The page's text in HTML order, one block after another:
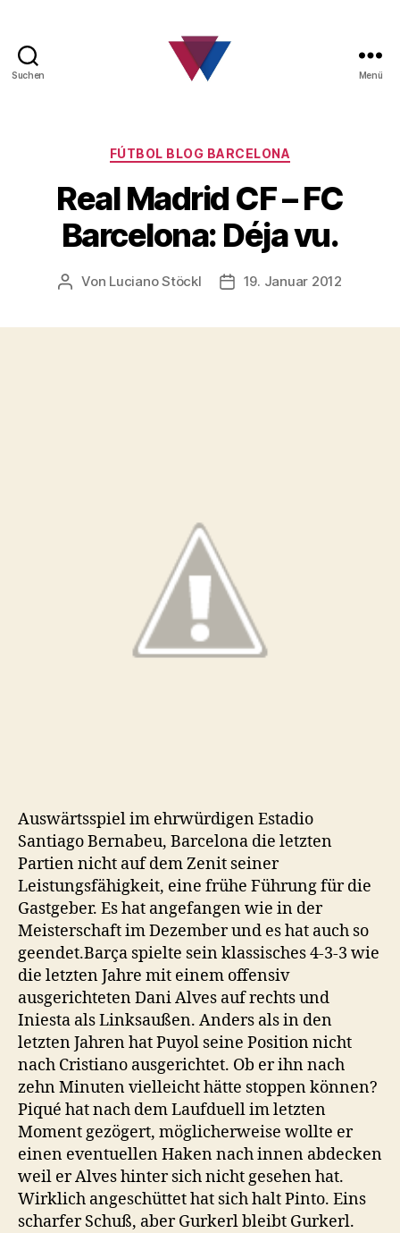
Suchen Menü
Kategorien
FÚTBOL BLOG BARCELONA
Real Madrid CF – FC
Barcelona: Déja vu.
Beitragsautor
Von Luciano Stöckl Beitragsdatum
19. Januar 2012
Auswärtsspiel im ehrwürdigen Estadio
Santiago Bernabeu, Barcelona die letzten
Partien nicht auf dem Zenit seiner
Leistungsfähigkeit, eine frühe Führung für die
Gastgeber. Es hat angefangen wie in der
Meisterschaft im Dezember und es hat auch so
geendet.Barça spielte sein klassisches 4-3-3 wie
die letzten Jahre mit einem offensiv
ausgerichteten Dani Alves auf rechts und
Iniesta als Linksaußen. Anders als in den
letzten Jahren hat Puyol seine Position nicht
nach Cristiano ausgerichtet. Ob er ihn nach
zehn Minuten vielleicht hätte stoppen können?
Piqué hat nach dem Laufduell im letzten
Moment gezögert, möglicherweise wollte er
einen eventuellen Haken nach innen abdecken
weil er Alves hinter sich nicht gesehen hat.
Wirklich angeschüttet hat sich halt Pinto. Eins
scharfer Schuß, aber Gurkerl bleibt Gurkerl.